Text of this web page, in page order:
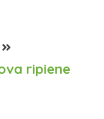
ripiene